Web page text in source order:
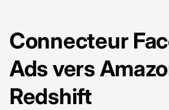
Connecteur
Ads vers
Redshift